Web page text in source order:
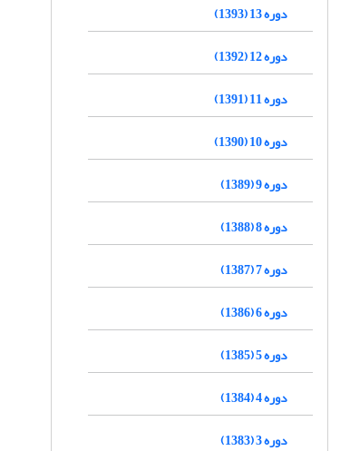
دوره 13 (1393)
دوره 12 (1392)
دوره 11 (1391)
دوره 10 (1390)
دوره 9 (1389)
دوره 8 (1388)
دوره 7 (1387)
دوره 6 (1386)
دوره 5 (1385)
دوره 4 (1384)
دوره 3 (1383)